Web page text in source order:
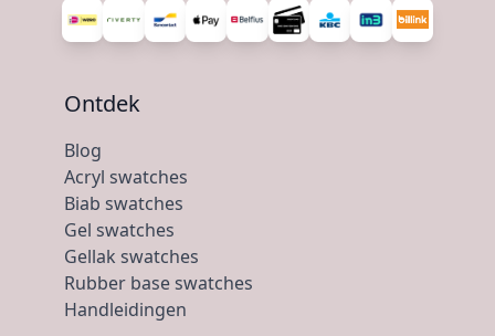
Ontdek
Blog
Acryl swatches
Biab swatches
Gel swatches
Gellak swatches
Rubber base swatches
Handleidingen